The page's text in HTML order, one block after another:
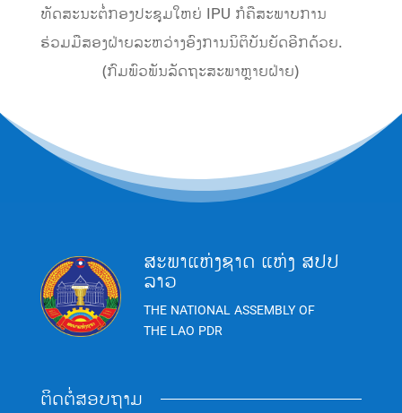
ທັດສະນະຕໍ່ກອງປະຊຸມໃຫຍ່ IPU ກໍຄືສະພາບການ
ຮ່ວມມືສອງຝ່າຍລະຫວ່າງອົງການນິຕິບັນຍັດອີກດ້ວຍ.
(ກົມພົວພັນລັດຖະສະພາຫຼາຍຝ່າຍ)
ສະພາແຫ່ງຊາດ ແຫ່ງ ສປປ
ລາວ
THE NATIONAL ASSEMBLY OF
THE LAO PDR
ຕິດຕໍ່ສອບຖາມ